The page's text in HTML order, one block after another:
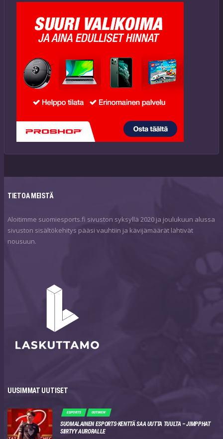
TIETOA MEISTÄ
Aloitimme suomiesports.fi sivuston syksyllä 2020 ja joulukuun alussa
sivuston sisältökehitys pääsi vauhtiin ja kävijämäärät lähtivät
nousuun.
UUSIMMAT UUTISET
ESPORTS UUTINEN
SUOMALAINEN ESPORTS-KENTTÄ SAA UUTTA TUULTA – JIMPPHAT
SIIRTYY AURORALLE